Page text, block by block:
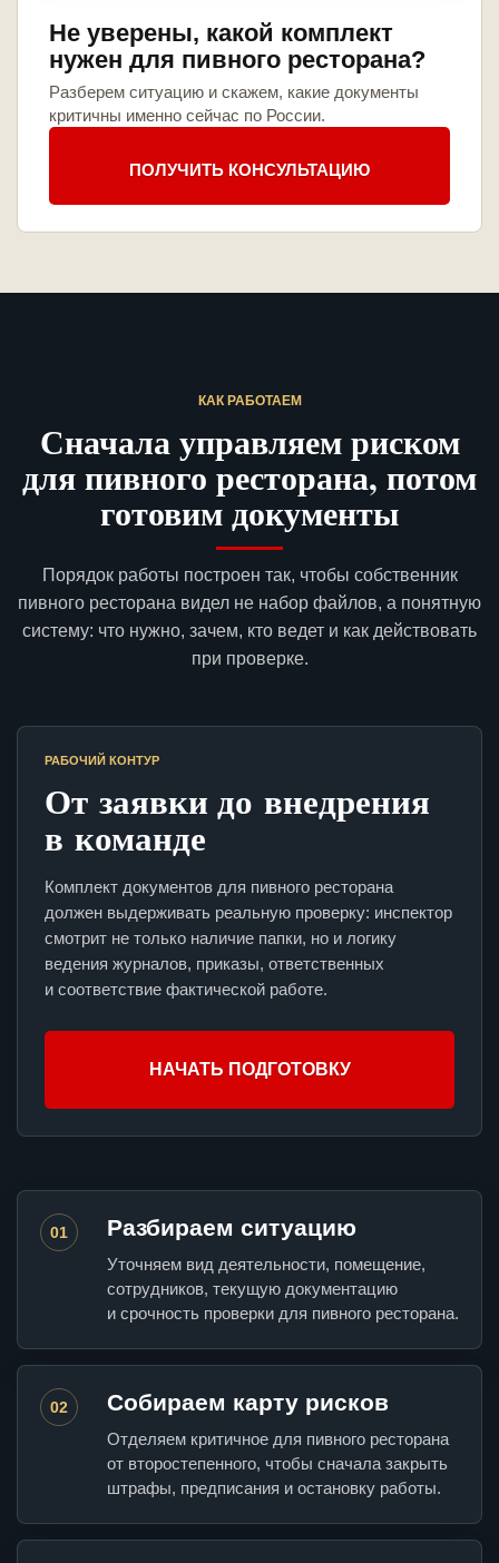
Не уверены, какой комплект
нужен для пивного ресторана?
Разберем ситуацию и скажем, какие документы
критичны именно сейчас по России.
ПОЛУЧИТЬ КОНСУЛЬТАЦИЮ
КАК РАБОТАЕМ
Сначала управляем риском
для пивного ресторана, потом
готовим документы
Порядок работы построен так, чтобы собственник
пивного ресторана видел не набор файлов, а понятную
систему: что нужно, зачем, кто ведет и как действовать
при проверке.
РАБОЧИЙ КОНТУР
От заявки до внедрения
в команде
Комплект документов для пивного ресторана
должен выдерживать реальную проверку: инспектор
смотрит не только наличие папки, но и логику
ведения журналов, приказы, ответственных
и соответствие фактической работе.
НАЧАТЬ ПОДГОТОВКУ
01 Разбираем ситуацию
Уточняем вид деятельности, помещение,
сотрудников, текущую документацию
и срочность проверки для пивного ресторана.
02 Собираем карту рисков
Отделяем критичное для пивного ресторана
от второстепенного, чтобы сначала закрыть
штрафы, предписания и остановку работы.